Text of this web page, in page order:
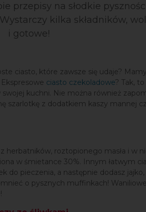
przepisy na słodkie
kilka składników,
i gotowe!
ciasto, które zawsze się udaje?
ciasto czekoladowe? Tak,
kuchni. Nie można również
szarlotkę z dodatkiem kaszy mannej
roztopionego masła i w
w śmietance 30%. Innym łatwym
pieczenia, a następnie dodasz
o pysznych muffinkach!